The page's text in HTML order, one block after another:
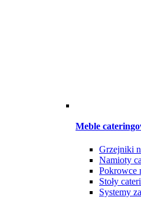
Meble
Grzejniki
Namioty
Pokrowce
Stoły
Systemy